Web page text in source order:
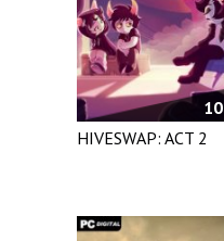
10
HIVESWAP: ACT 2